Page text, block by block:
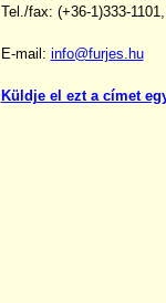
Tel./fax: (+36-1)333-
E-mail: info@furjes.hu
Küldje el ezt a címet